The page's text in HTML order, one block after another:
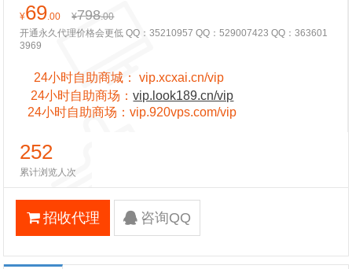
¥69.00 ¥798.00
开通永久代理价格会更低 QQ：35210957 QQ：529007423 QQ：363601
3969
24小时自助商城：vip.xcxai.cn/vip
24小时自助商场：vip.look189.cn/vip
24小时自助商场：vip.920vps.com/vip
252
累计浏览人次
招收代理 咨询QQ